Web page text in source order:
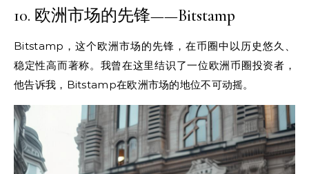
10. 欧洲市场的先锋——Bitstamp
Bitstamp，这个欧洲市场的先锋，在币圈中以历史悠久、
稳定性高而著称。我曾在这里结识了一位欧洲币圈投资者，
他告诉我，Bitstamp在欧洲市场的地位不可动摇。